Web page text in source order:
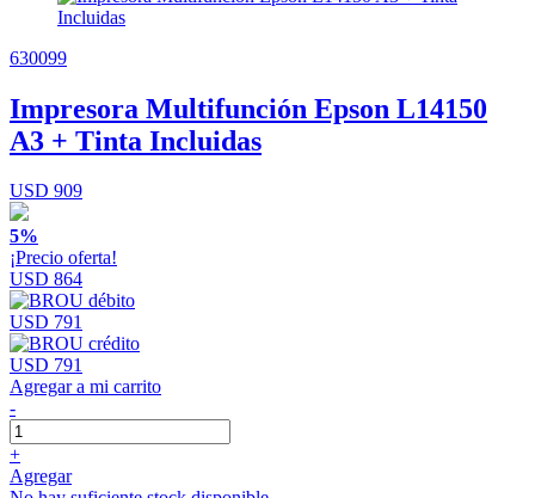
630099
Impresora Multifunción Epson L14150
A3 + Tinta Incluidas
USD 909
5%
¡Precio oferta!
USD 864
USD 791
USD 791
Agregar a mi carrito
-
+
Agregar